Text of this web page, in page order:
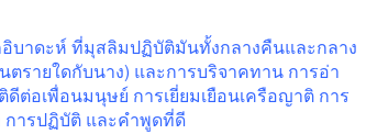
บาดะห์ ที่มุสลิมปฏิบัติมันทั้งกลางคืนและกลาง
ตรายใดกับนาง) และการบริจาคทาน การอ่า
ดีต่อเพื่อนมนุษย์ การเยี่ยมเยือนเครือญาติ การ
การปฏิบัติ และคำพูดที่ดี